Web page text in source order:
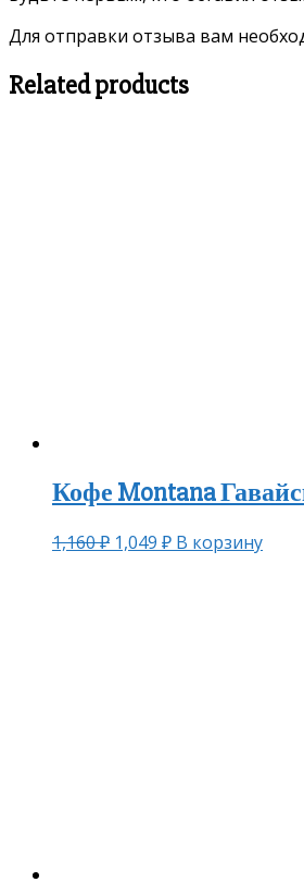
Для отправки отзыва вам
Related products
Кофе Montana
1,160₽ 1,049 ₽ В корзину